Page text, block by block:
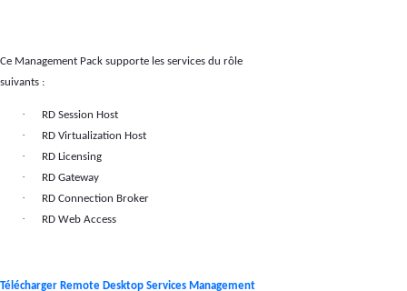
Ce Management Pack supporte les services du rôle
suivants :
· RD Session Host
· RD Virtualization Host
· RD Licensing
· RD Gateway
· RD Connection Broker
· RD Web Access
Télécharger Remote Desktop Services Management